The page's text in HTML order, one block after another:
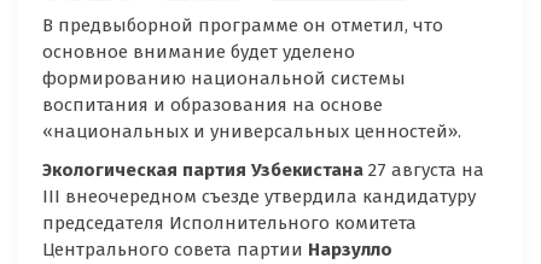
В предвыборной программе он отметил, что
основное внимание будет уделено
формированию национальной системы
воспитания и образования на основе
«национальных и универсальных ценностей».
Экологическая партия Узбекистана 27 августа на
III внеочередном съезде утвердила кандидатуру
председателя Исполнительного комитета
Центрального совета партии Нарзулло